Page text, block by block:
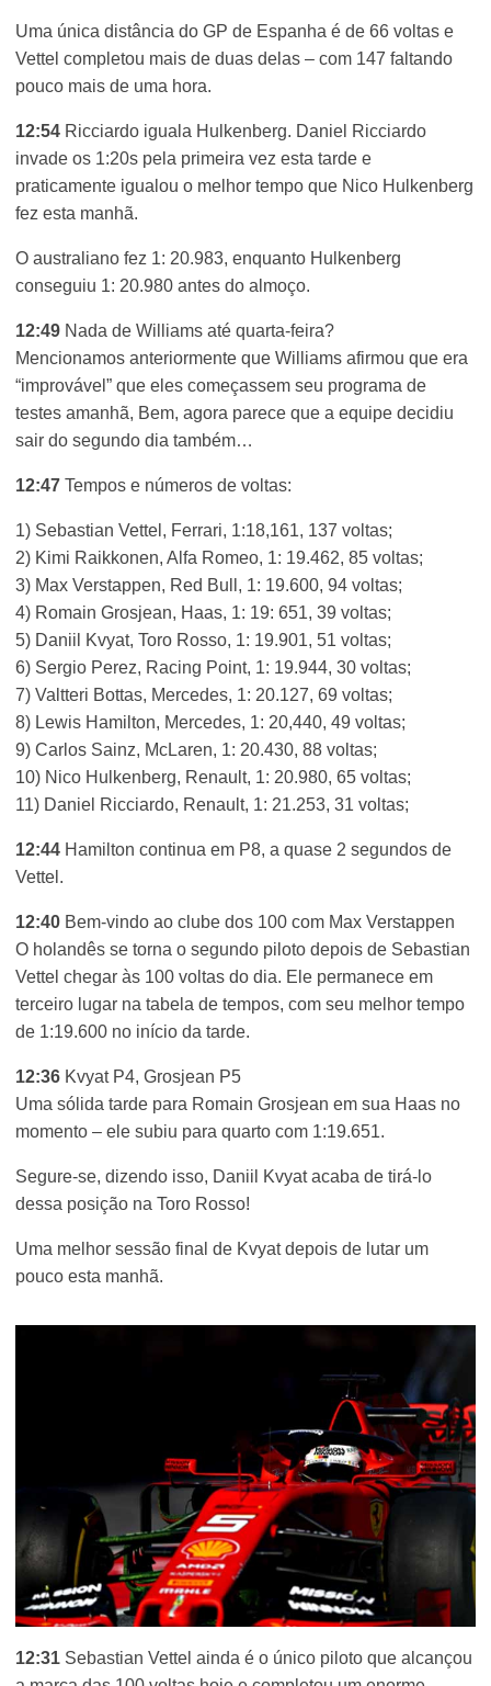
Uma única distância do GP de Espanha é de 66 voltas e
Vettel completou mais de duas delas – com 147 faltando
pouco mais de uma hora.
12:54 Ricciardo iguala Hulkenberg. Daniel Ricciardo
invade os 1:20s pela primeira vez esta tarde e
praticamente igualou o melhor tempo que Nico Hulkenberg
fez esta manhã.
O australiano fez 1: 20.983, enquanto Hulkenberg
conseguiu 1: 20.980 antes do almoço.
12:49 Nada de Williams até quarta-feira?
Mencionamos anteriormente que Williams afirmou que era
“improvável” que eles começassem seu programa de
testes amanhã, Bem, agora parece que a equipe decidiu
sair do segundo dia também…
12:47 Tempos e números de voltas:
1) Sebastian Vettel, Ferrari, 1:18,161, 137 voltas;
2) Kimi Raikkonen, Alfa Romeo, 1: 19.462, 85 voltas;
3) Max Verstappen, Red Bull, 1: 19.600, 94 voltas;
4) Romain Grosjean, Haas, 1: 19: 651, 39 voltas;
5) Daniil Kvyat, Toro Rosso, 1: 19.901, 51 voltas;
6) Sergio Perez, Racing Point, 1: 19.944, 30 voltas;
7) Valtteri Bottas, Mercedes, 1: 20.127, 69 voltas;
8) Lewis Hamilton, Mercedes, 1: 20,440, 49 voltas;
9) Carlos Sainz, McLaren, 1: 20.430, 88 voltas;
10) Nico Hulkenberg, Renault, 1: 20.980, 65 voltas;
11) Daniel Ricciardo, Renault, 1: 21.253, 31 voltas;
12:44 Hamilton continua em P8, a quase 2 segundos de
Vettel.
12:40 Bem-vindo ao clube dos 100 com Max Verstappen
O holandês se torna o segundo piloto depois de Sebastian
Vettel chegar às 100 voltas do dia. Ele permanece em
terceiro lugar na tabela de tempos, com seu melhor tempo
de 1:19.600 no início da tarde.
12:36 Kvyat P4, Grosjean P5
Uma sólida tarde para Romain Grosjean em sua Haas no
momento – ele subiu para quarto com 1:19.651.
Segure-se, dizendo isso, Daniil Kvyat acaba de tirá-lo
dessa posição na Toro Rosso!
Uma melhor sessão final de Kvyat depois de lutar um
pouco esta manhã.
12:31 Sebastian Vettel ainda é o único piloto que alcançou